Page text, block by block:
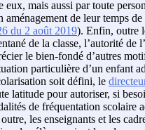
eux, mais aussi par toute
de leur temps
du 2 août 2019). Enfin, outre
de la classe, l’autorité de
le bien-fondé d’autres
particulière d’un enfant
soit défini, le
latitude pour autoriser, si
de fréquentation scolaire
les enseignants et les